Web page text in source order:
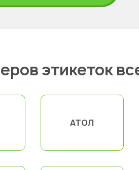
этикеток
АТОЛ